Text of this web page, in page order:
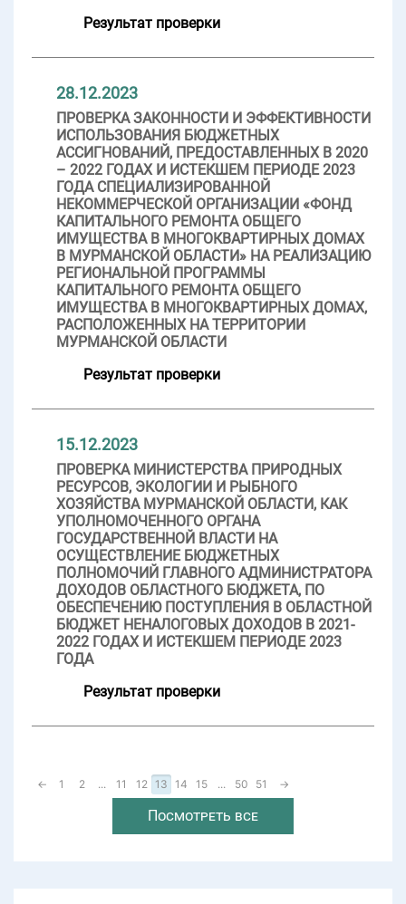
Результат проверки
28.12.2023
ПРОВЕРКА ЗАКОННОСТИ И ЭФФЕКТИВНОСТИ
ИСПОЛЬЗОВАНИЯ БЮДЖЕТНЫХ
АССИГНОВАНИЙ, ПРЕДОСТАВЛЕННЫХ В 2020
– 2022 ГОДАХ И ИСТЕКШЕМ ПЕРИОДЕ 2023
ГОДА СПЕЦИАЛИЗИРОВАННОЙ
НЕКОММЕРЧЕСКОЙ ОРГАНИЗАЦИИ «ФОНД
КАПИТАЛЬНОГО РЕМОНТА ОБЩЕГО
ИМУЩЕСТВА В МНОГОКВАРТИРНЫХ ДОМАХ
В МУРМАНСКОЙ ОБЛАСТИ» НА РЕАЛИЗАЦИЮ
РЕГИОНАЛЬНОЙ ПРОГРАММЫ
КАПИТАЛЬНОГО РЕМОНТА ОБЩЕГО
ИМУЩЕСТВА В МНОГОКВАРТИРНЫХ ДОМАХ,
РАСПОЛОЖЕННЫХ НА ТЕРРИТОРИИ
МУРМАНСКОЙ ОБЛАСТИ
Результат проверки
15.12.2023
ПРОВЕРКА МИНИСТЕРСТВА ПРИРОДНЫХ
РЕСУРСОВ, ЭКОЛОГИИ И РЫБНОГО
ХОЗЯЙСТВА МУРМАНСКОЙ ОБЛАСТИ, КАК
УПОЛНОМОЧЕННОГО ОРГАНА
ГОСУДАРСТВЕННОЙ ВЛАСТИ НА
ОСУЩЕСТВЛЕНИЕ БЮДЖЕТНЫХ
ПОЛНОМОЧИЙ ГЛАВНОГО АДМИНИСТРАТОРА
ДОХОДОВ ОБЛАСТНОГО БЮДЖЕТА, ПО
ОБЕСПЕЧЕНИЮ ПОСТУПЛЕНИЯ В ОБЛАСТНОЙ
БЮДЖЕТ НЕНАЛОГОВЫХ ДОХОДОВ В 2021-
2022 ГОДАХ И ИСТЕКШЕМ ПЕРИОДЕ 2023
ГОДА
Результат проверки
← 1 2 ... 11 12 13 14 15 ... 50 51 →
Посмотреть все